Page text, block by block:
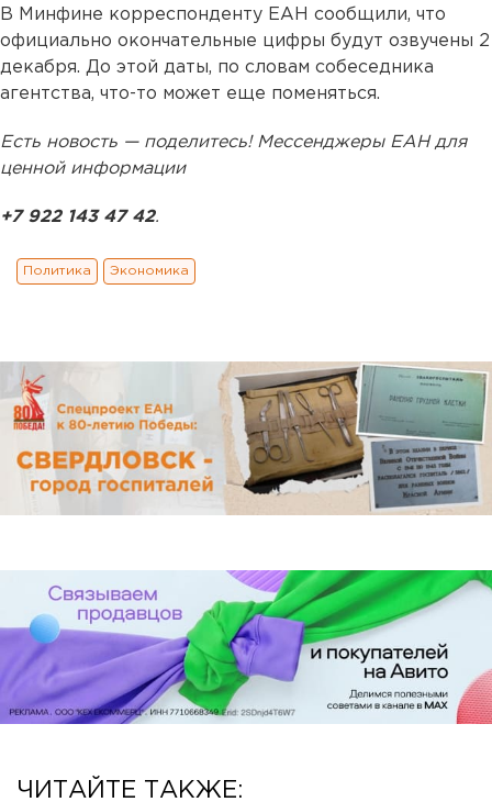
В Минфине корреспонденту ЕАН сообщили, что
официально окончательные цифры будут озвучены 2
декабря. До этой даты, по словам собеседника
агентства, что-то может еще поменяться.
Есть новость — поделитесь! Мессенджеры ЕАН для
ценной информации
+7 922 143 47 42.
Политика Экономика
ЧИТАЙТЕ ТАКЖЕ: